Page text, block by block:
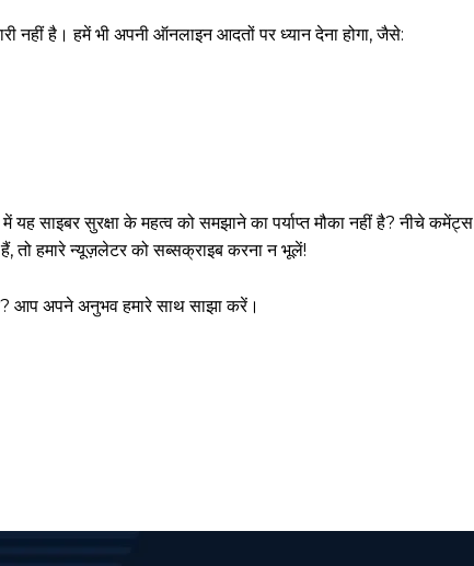
नहीं है। हमें भी अपनी ऑनलाइन आदतों पर ध्यान देना होगा, जैसे:
साइबर सुरक्षा के महत्व को समझाने का पर्याप्त मौका नहीं है? नीचे कमेंट्स
हमारे न्यूज़लेटर को सब्सक्राइब करना न भूलें!
आप अपने अनुभव हमारे साथ साझा करें।